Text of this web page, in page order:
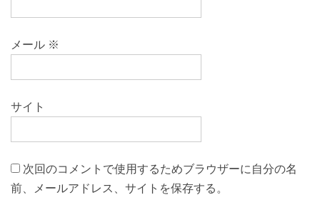
メール ※
サイト
次回のコメントで使用するためブラウザーに自分の名
前、メールアドレス、サイトを保存する。